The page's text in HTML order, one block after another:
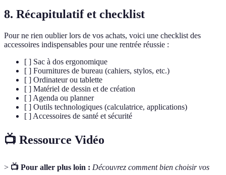
8. Récapitulatif et checklist
Pour ne rien oublier lors de vos achats, voici une checklist des
accessoires indispensables pour une rentrée réussie :
[ ] Sac à dos ergonomique
[ ] Fournitures de bureau (cahiers, stylos, etc.)
[ ] Ordinateur ou tablette
[ ] Matériel de dessin et de création
[ ] Agenda ou planner
[ ] Outils technologiques (calculatrice, applications)
[ ] Accessoires de santé et sécurité
📺 Ressource Vidéo
> 📺 Pour aller plus loin : Découvrez comment bien choisir vos